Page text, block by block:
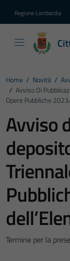
Regione Lombardia
Home / Novità /
/ Avviso Di
Opere Pubbliche
Avviso
Termine per la